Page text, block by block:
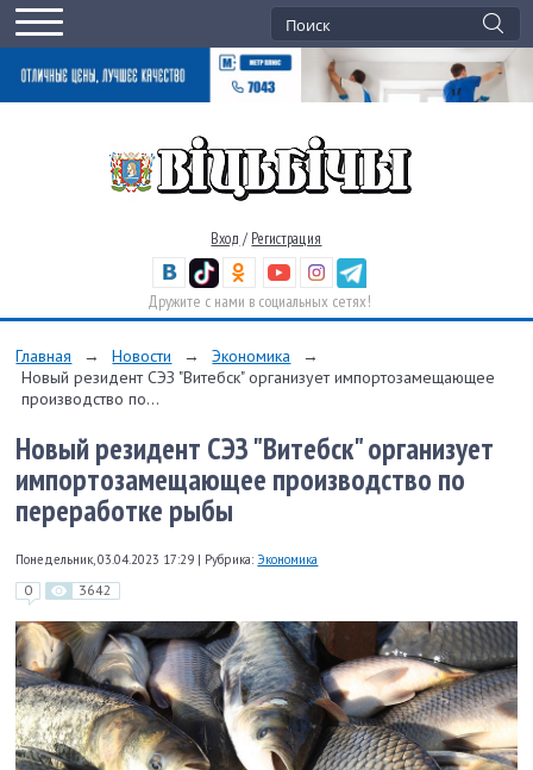
Вход / Регистрация
Дружите с нами в социальных сетях!
Главная → Новости → Экономика
→
Новый резидент СЭЗ "Витебск" организует импортозамещающее
производство по...
Новый резидент СЭЗ "Витебск" организует
импортозамещающее производство по
переработке рыбы
Понедельник, 03.04.2023 17:29 | Рубрика: Экономика
0 3642